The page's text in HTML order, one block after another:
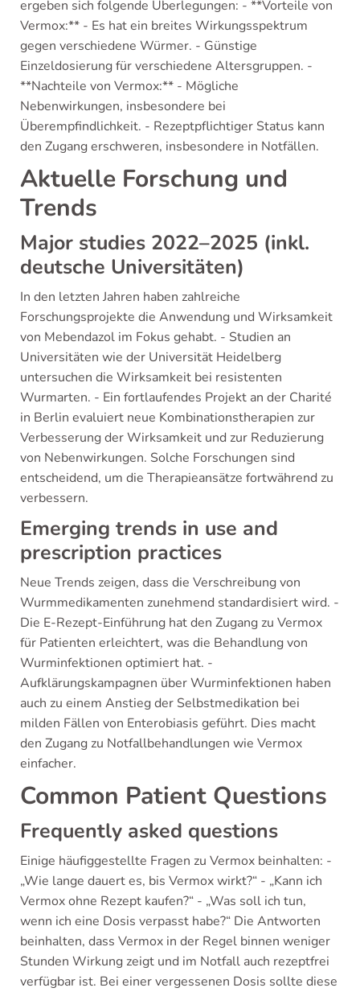
ergeben sich folgende Überlegungen: - **Vorteile von
Vermox:** - Es hat ein breites Wirkungsspektrum
gegen verschiedene Würmer. - Günstige
Einzeldosierung für verschiedene Altersgruppen. -
**Nachteile von Vermox:** - Mögliche
Nebenwirkungen, insbesondere bei
Überempfindlichkeit. - Rezeptpflichtiger Status kann
den Zugang erschweren, insbesondere in Notfällen.
Aktuelle Forschung und
Trends
Major studies 2022–2025 (inkl.
deutsche Universitäten)
In den letzten Jahren haben zahlreiche
Forschungsprojekte die Anwendung und Wirksamkeit
von Mebendazol im Fokus gehabt. - Studien an
Universitäten wie der Universität Heidelberg
untersuchen die Wirksamkeit bei resistenten
Wurmarten. - Ein fortlaufendes Projekt an der Charité
in Berlin evaluiert neue Kombinationstherapien zur
Verbesserung der Wirksamkeit und zur Reduzierung
von Nebenwirkungen. Solche Forschungen sind
entscheidend, um die Therapieansätze fortwährend zu
verbessern.
Emerging trends in use and
prescription practices
Neue Trends zeigen, dass die Verschreibung von
Wurmmedikamenten zunehmend standardisiert wird. -
Die E-Rezept-Einführung hat den Zugang zu Vermox
für Patienten erleichtert, was die Behandlung von
Wurminfektionen optimiert hat. -
Aufklärungskampagnen über Wurminfektionen haben
auch zu einem Anstieg der Selbstmedikation bei
milden Fällen von Enterobiasis geführt. Dies macht
den Zugang zu Notfallbehandlungen wie Vermox
einfacher.
Common Patient Questions
Frequently asked questions
Einige häufiggestellte Fragen zu Vermox beinhalten: -
„Wie lange dauert es, bis Vermox wirkt?“ - „Kann ich
Vermox ohne Rezept kaufen?“ - „Was soll ich tun,
wenn ich eine Dosis verpasst habe?“ Die Antworten
beinhalten, dass Vermox in der Regel binnen weniger
Stunden Wirkung zeigt und im Notfall auch rezeptfrei
verfügbar ist. Bei einer vergessenen Dosis sollte diese